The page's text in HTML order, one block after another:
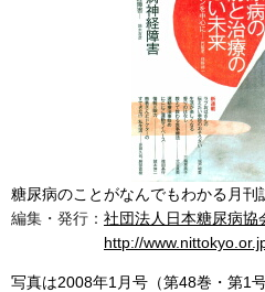
糖尿病のことがなんでもわかる月刊
編集・発行： 社団法人日本糖尿病協
http://
写真は2008年1月号（第48巻・第1号